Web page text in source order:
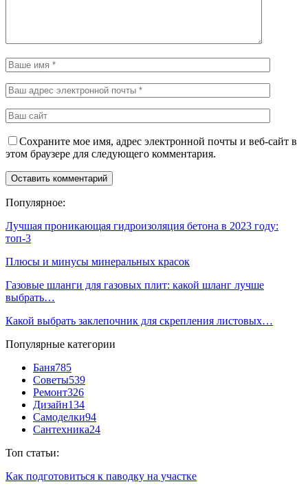
Сохраните мое имя, адрес электронной почты и веб-сайт в
этом браузере для следующего комментария.
Популярное:
Лучшая проникающая гидроизоляция бетона в 2023 году:
топ-3
Плюсы и минусы минеральных красок
Газовые шланги для газовых плит: какой шланг лучше
выбрать…
Какой выбрать заклепочник для скрепления листовых…
Популярные категории
Баня785
Советы539
Ремонт326
Дизайн134
Самоделки94
Сантехника24
Топ статьи:
Как подготовиться к паводку на участке